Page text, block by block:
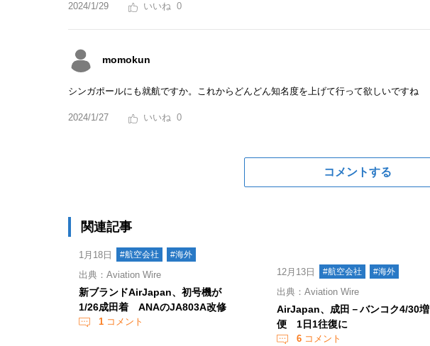
2024/1/29 0
momokun
シンガポールにも就航ですか。これからどんどん知名度を上げて行って欲しいですね
2024/1/27 0
コメントする
関連記事
1月18日 #航空会社 #海外
出典：Aviation Wire
新ブランドAirJapan、初号機が
1/26成田着 ANAのJA803A改修
1 コメント
12月13日 #航空会社 #海外
出典：Aviation Wire
AirJapan、成田－バンコク4/30増
便 1日1往復に
6コメント